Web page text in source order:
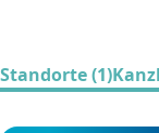
Standorte (1)